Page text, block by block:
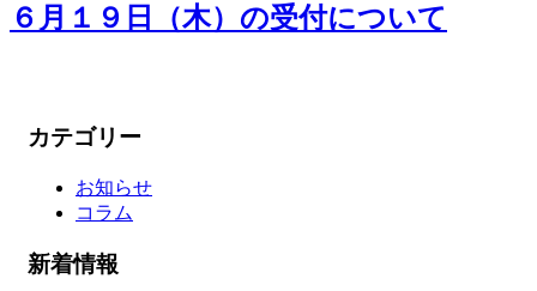
６月１９日（木）の受付について
カテゴリー
お知らせ
コラム
新着情報